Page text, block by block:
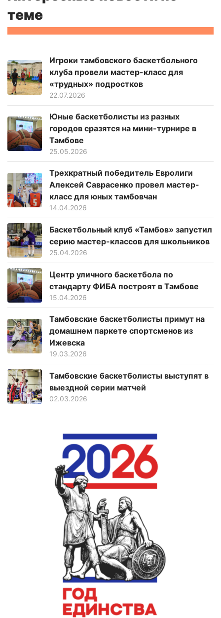
теме
Игроки тамбовского баскетбольного
клуба провели мастер-класс для
«трудных» подростков
22.07.2026
Юные баскетболисты из разных
городов сразятся на мини-турнире в
Тамбове
25.05.2026
Трехкратный победитель Евролиги
Алексей Саврасенко провел мастер-
класс для юных тамбовчан
14.04.2026
Баскетбольный клуб «Тамбов» запустил
серию мастер-классов для школьников
25.04.2026
Центр уличного баскетбола по
стандарту ФИБА построят в Тамбове
15.04.2026
Тамбовские баскетболисты примут на
домашнем паркете спортсменов из
Ижевска
19.03.2026
Тамбовские баскетболисты выступят в
выездной серии матчей
02.03.2026